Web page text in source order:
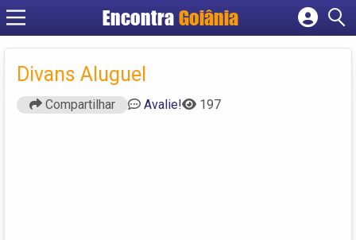
Encontra Goiânia
Cadastrar empresa
Divans Aluguel
Compartilhar Avalie! 197